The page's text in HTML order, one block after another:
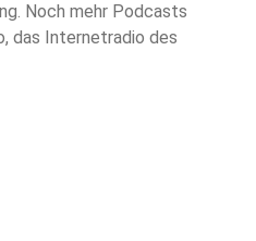
Noch mehr Podcasts
das Internetradio des